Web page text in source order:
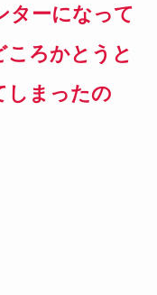
ターになって
ころかとうと
しまったの